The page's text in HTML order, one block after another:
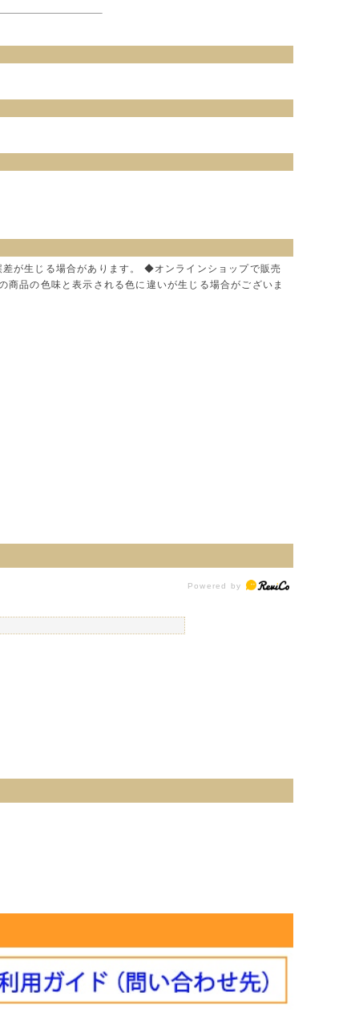
が生じる場合があります。 ◆オンラインショップで販売
品の色味と表示される色に違いが生じる場合がございま